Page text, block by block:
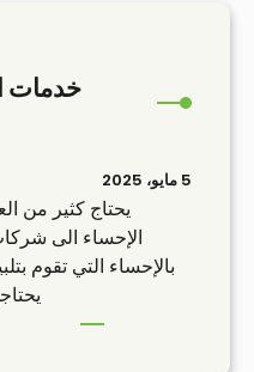
خدمات
5 مايو، 2025
يحتاج كثير من
الإحساء الى
بالإحساء التي تقوم